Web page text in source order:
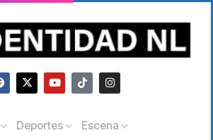
Deportes
Escena